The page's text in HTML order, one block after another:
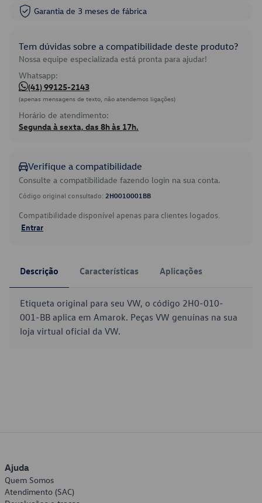
Garantia de 3 meses de fábrica
Tem dúvidas sobre a compatibilidade deste produto?
Nossa equipe especializada está pronta para ajudar!
Whatsapp:
(41) 99125-2143
(apenas mensagens de texto, não atendemos ligações)
Horário de atendimento:
Segunda à sexta, das 8h às 17h.
Verifique a compatibilidade
Consulte a compatibilidade fazendo login na sua conta.
Código original consultado: 2H0010001BB
Compatibilidade disponível apenas para clientes logados.
Entrar
Descrição Características Aplicações
Etiqueta original para seu VW, o código 2H0-010-
001-BB aplica em Amarok. Peças VW genuínas na sua
loja virtual oficial da VW.
Ajuda
Quem Somos
Atendimento (SAC)